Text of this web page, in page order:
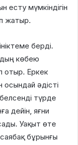
есту мүмкіндігін
жатыр.
берді.
көбею
отыр. Еркек
осындай әдісті
түрде
дейін, яғни
Уақыт өте
бұрынғы